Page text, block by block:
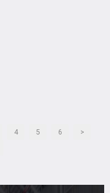
4 5 6
>